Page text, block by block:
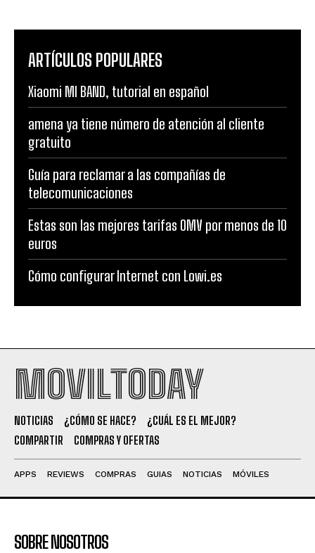
ARTÍCULOS POPULARES
Xiaomi MI BAND, tutorial en español
amena ya tiene número de atención al cliente
gratuito
Guía para reclamar a las compañías de
telecomunicaciones
Estas son las mejores tarifas OMV por menos de 10
euros
Cómo configurar Internet con Lowi.es
MOVILTODAY
NOTICIAS ¿CÓMO SE HACE?
¿CUÁL ES EL MEJOR?
COMPARTIR
COMPRAS Y OFERTAS
APPS REVIEWS COMPRAS GUIAS NOTICIAS MÓVILES
SOBRE NOSOTROS